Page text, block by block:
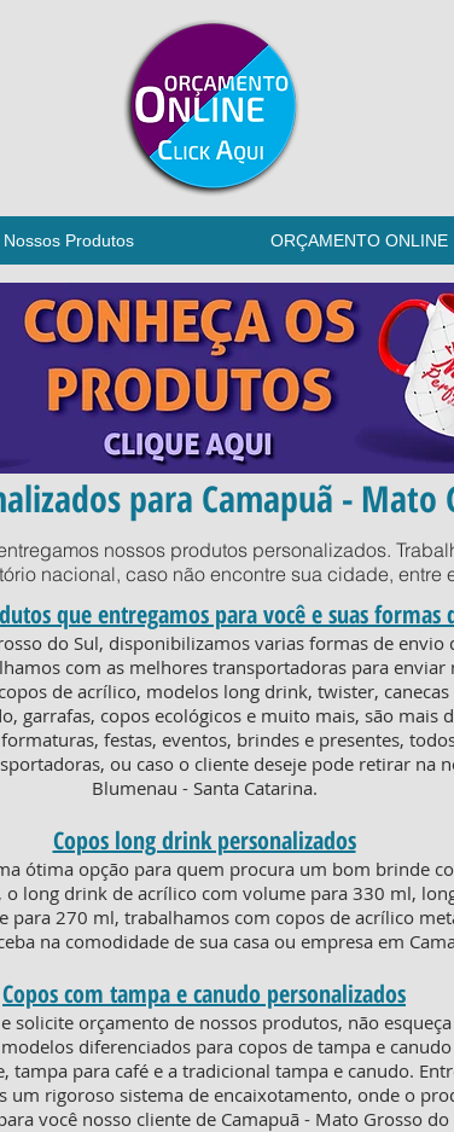
Nossos Produtos ORÇAMENTO ONLINE
para Camapuã - Mato
nossos produtos personalizados.
nacional, caso não encontre sua cidade, entre
que entregamos para você e suas formas
do Sul, disponibilizamos varias formas de
com as melhores transportadoras para
de acrílico, modelos long drink, twister,
garrafas, copos ecológicos e muito mais, são mais
festas, eventos, brindes e presentes,
ou caso o cliente deseje pode retirar na
Blumenau - Santa Catarina.
Copos long drink personalizados
ótima opção para quem procura um bom brinde
long drink de acrílico com volume para 330 ml,
270 ml, trabalhamos com copos de acrílico
na comodidade de sua casa ou empresa em
Copos com tampa e canudo personalizados
solicite orçamento de nossos produtos, não
diferenciados para copos de tampa e
para café e a tradicional tampa e canudo.
um rigoroso sistema de encaixotamento, onde o
você nosso cliente de Camapuã - Mato Grosso do